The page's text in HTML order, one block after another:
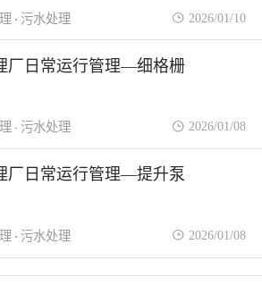
污水处理 2026/01/10
厂日常运行管理—细格栅
污水处理 2026/01/08
厂日常运行管理—提升泵
污水处理 2026/01/08